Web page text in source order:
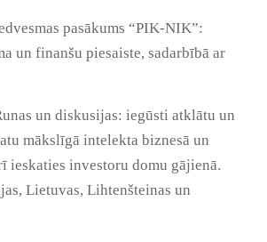
pasākums “PIK-NIK”:
un finanšu piesaiste, sadarbībā ar
un diskusijas: iegūsti atklātu un
mākslīgā intelekta biznesā un
ieskaties investoru domu gājienā.
Lietuvas, Lihtenšteinas un